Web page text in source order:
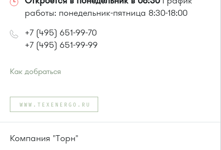
работы: понедельник-пятница 8:30-18:00
+7 (495) 651-99-70
+7 (495) 651-99-99
Как добраться
Автобусы № 13, 35, 36, 44, 45, 350, 400, 400э, 440.
Маршрутка № 431м, 476м, 900
или до остановки"Удачное":
Маршрутка № 431м, 476м, 900
WWW.TEXENERGO.RU
Компания "Торн"